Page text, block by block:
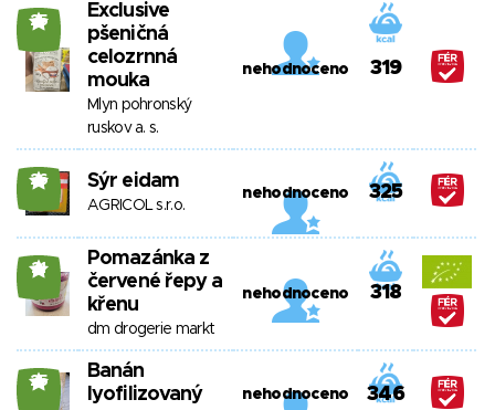
25
Exclusive
pšeničná
celozrnná
mouka
Mlyn pohronský
ruskov a. s.
nehodnoceno 319
26 Sýr eidam
AGRICOL s.r.o.
nehodnoceno 325
21
Pomazánka z
červené řepy a
křenu
dm drogerie markt
nehodnoceno 318
25
Banán
lyofilizovaný
nehodnoceno 346